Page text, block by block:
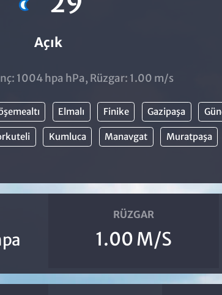
Açık
1004 hpa hPa, Rüzgar: 1.00 m/s
Elmalı Finike Gazipaşa
Kumluca Manavgat Muratpaşa
RÜZGAR
1.00 M/S